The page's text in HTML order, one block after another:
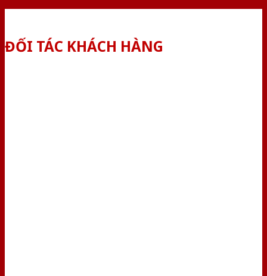
ĐỐI TÁC KHÁCH HÀNG